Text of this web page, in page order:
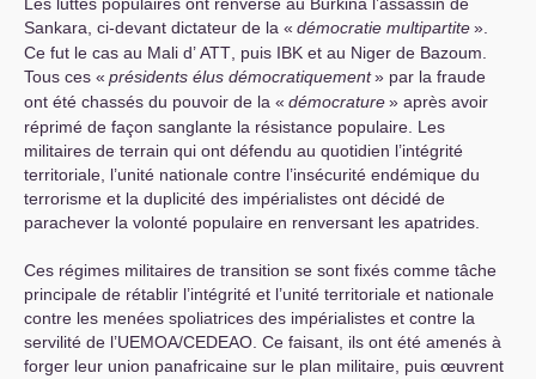
Sankara, ci-devant dictateur de la « démocratie multipartite».
Ce fut le cas au Mali d’ATT , puis IBK et au Niger de Bazoum.
Tous ces « présidents élus démocratiquement» par la fraude
ont été chassés du pouvoir de la « démocrature» après avoir
réprimé de façon sanglante la résistance populaire. Les
militaires de terrain qui ont défendu au quotidien l’intégrité
territoriale, l’unité nationale contre l’insécurité endémique du
terrorisme et la duplicité des impérialistes ont décidé de
parachever la volonté populaire en renversant les apatrides.
Ces régimes militaires de transition se sont fixés comme tâche
principale de rétablir l’intégrité et l’unité territoriale et nationale
contre les menées spoliatrices des impérialistes et contre la
servilité de l’UEMOA/CEDEAO . Ce faisant, ils ont été amenés à
forger leur union panafricaine sur le plan militaire, puis œuvrent